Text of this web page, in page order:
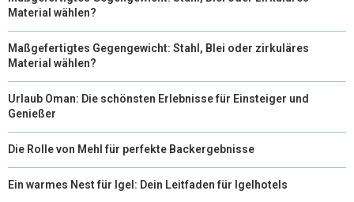
Material wählen?
Maßgefertigtes Gegengewicht: Stahl, Blei oder zirkuläres
Material wählen?
Urlaub Oman: Die schönsten Erlebnisse für Einsteiger und
Genießer
Die Rolle von Mehl für perfekte Backergebnisse
Ein warmes Nest für Igel: Dein Leitfaden für Igelhotels